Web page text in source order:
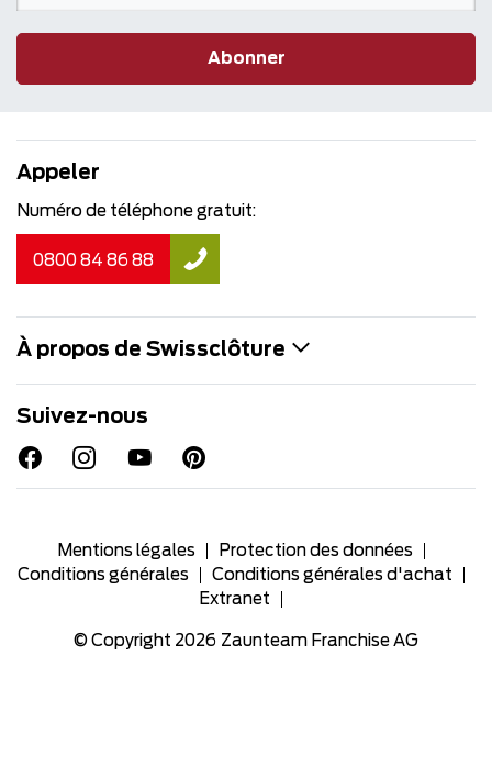
Abonner
Appeler
Numéro de téléphone gratuit:
0800 84 86 88
À propos de Swissclôture
Suivez-nous
Mentions légales
Protection des données
Conditions générales
Conditions générales d'achat
Extranet
© Copyright 2026 Zaunteam Franchise AG